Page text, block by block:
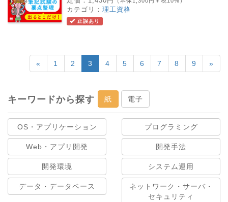
カテゴリ： 理工資格
正誤あり
« 1 2 3 4 5 6 7 8 9 »
キーワードから探す 紙 電子
OS・アプリケーション プログラミング
Web・アプリ開発 開発手法
開発環境 システム運用
データ・データベース
ネットワーク・サーバ・
セキュリティ